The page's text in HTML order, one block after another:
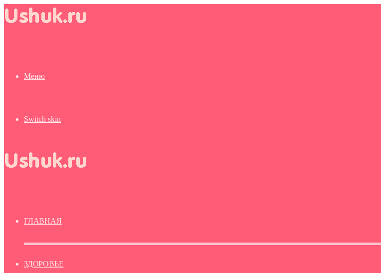
Меню
Switch skin
ГЛАВНАЯ
ЗДОРОВЬЕ